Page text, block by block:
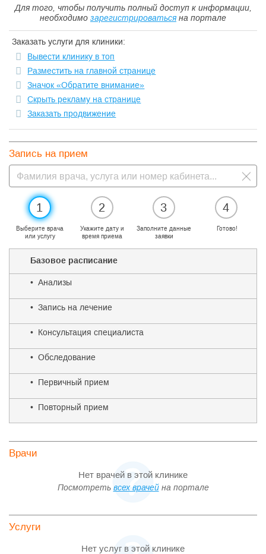
Для того, чтобы получить полный доступ к информации,
необходимо зарегистрироватьсяна портале
Заказать услуги для клиники:
Вывести клинику в топ
Разместить на главной странице
Значок «Обратите внимание»
Скрыть рекламу на странице
Заказать продвижение
Запись на прием
1
Выберите врача
или услугу
2
Укажите дату и
время приема
3
Заполните данные
заявки
4
Готово!
Базовое расписание
• Анализы
• Запись на лечение
• Консультация специалиста
• Обследование
• Первичный прием
• Повторный прием
Врачи
Нет врачей в этой клинике
Посмотреть всех врачейна портале
Услуги
Нет услуг в этой клинике